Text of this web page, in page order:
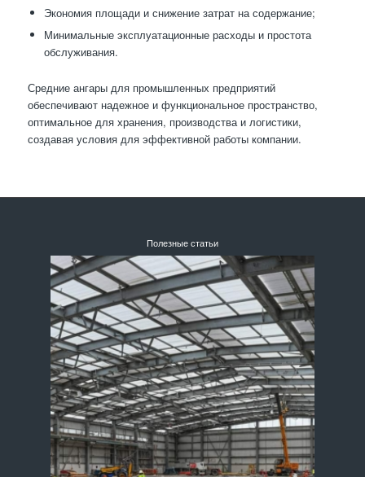
Экономия площади и снижение затрат на содержание;
Минимальные эксплуатационные расходы и простота
обслуживания.
Средние ангары для промышленных предприятий
обеспечивают надежное и функциональное пространство,
оптимальное для хранения, производства и логистики,
создавая условия для эффективной работы компании.
Полезные статьи